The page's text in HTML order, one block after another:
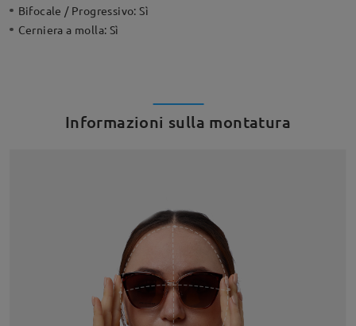
Bifocale / Progressivo:Sì
Cerniera a molla: Sì
Informazioni sulla montatura